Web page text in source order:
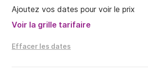
Ajoutez vos dates pour voir le prix
Voir la grille tarifaire
Effacer les dates